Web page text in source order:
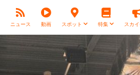
ニュース 動画 スポット 特集 スカ